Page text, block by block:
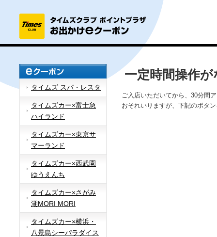
タイムズ スパ・レスタ
タイムズカー×富士急
ハイランド
タイムズカー×東京サ
マーランド
タイムズカー×西武園
ゆうえんち
タイムズカー×さがみ
湖MORI MORI
タイムズカー×横浜・
八景島シーパラダイス
一定時間操作
ご入店いただいてから、30分間
おそれいりますが、下記のボタ